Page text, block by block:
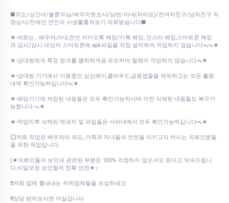
■외도/상간녀/불륜의심/배우자뒷조사/남편/아내(와이프)/전여자친구/남자친구 직
장상사/전애인 연인의 사생활훔쳐보기 의뢰받습니다■
★-저희는...배우자,아내,연인 카카오톡 해킹/카톡 해킹, 인스타 해킹,스마트폰 해킹
과 감시/감시 대상자 스마트폰에 apk파일을 직접 설치하여 작업하지 않습니다ᯓᯓ★
★-상대방에게 특정 링크를 클릭하게끔 유도하여 멀웨어 작업하지 않습니다ᯓ★
★-상대방 기기에서 이용중인 삼성페이,클라우드,금융앱들을 제외하고는 모든 활동
내역 확인가능하십니다ᯓ★
★-해당기기에 저장된 내용들은 모두 확인가능하시며 이전 삭제된 내용들도 복구가
능합니다.ᯓ★
★-작업이후 삭제된 메세지 및 파일들은 서버내에서 모두 확인가능하십니다ᯓ★
⭕저희 작업은 배우자의 외도, 가족과 자녀들의 안전을 지키고자 하시는 의뢰인분들
을 위한 작업입니다.
(★의뢰인들의 보안과 관련된 부분은 100% 걱정하지 않으셔도 된다고 약속드립니
다.비밀보장 보안철저 정확 안전★）
❗❗저희 업체 흉내내는 허위업체들을 조심하세요
❗❗상담 받아보시면 아실겁니다